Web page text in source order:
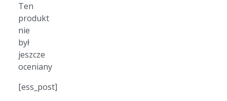
Ten
produkt
nie
był
jeszcze
oceniany
[ess_post]